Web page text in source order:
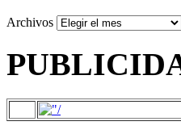
Archivos